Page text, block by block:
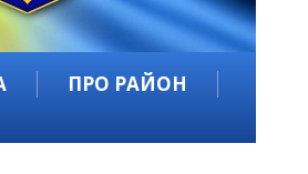
ПРО РАЙОН